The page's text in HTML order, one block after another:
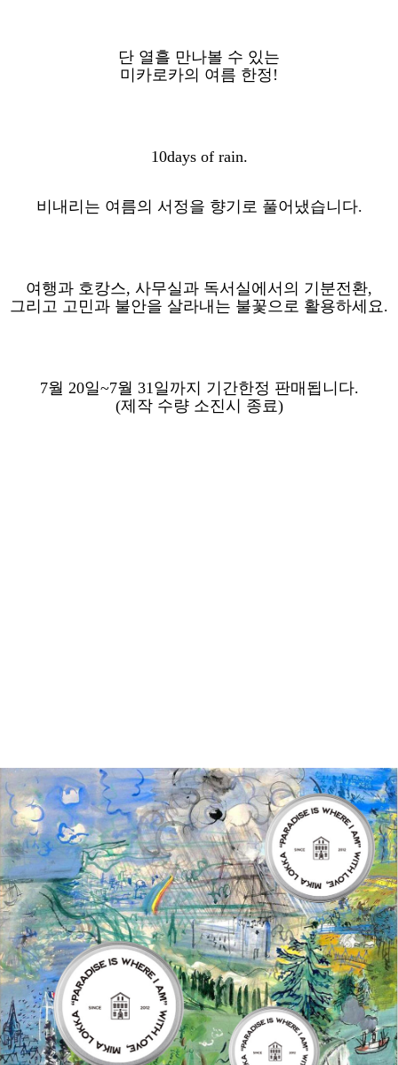
단 열흘 만나볼 수 있는
미카로카의 여름 한정!
10days of rain.
비내리는 여름의 서정을 향기로 풀어냈습니다.
여행과 호캉스, 사무실과 독서실에서의 기분전환,
그리고 고민과 불안을 살라내는 불꽃으로 활용하세요.
7월 20일~7월 31일까지 기간한정 판매됩니다.
(제작 수량 소진시 종료)